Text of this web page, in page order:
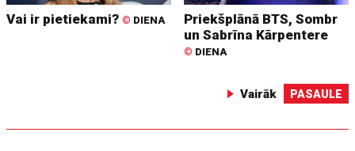
Vai ir pietiekami? © DIENA
Priekšplānā BTS, Sombr
un Sabrīna Kārpentere
© DIENA
Vairāk PASAULE